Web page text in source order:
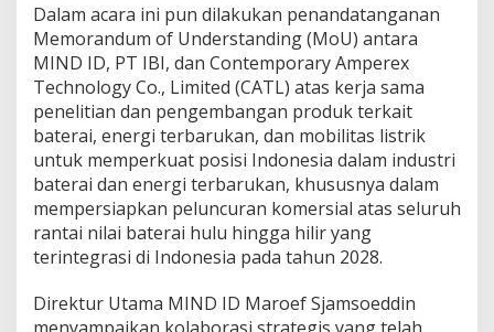
Dalam acara ini pun dilakukan penandatanganan
Memorandum of Understanding (MoU) antara
MIND ID, PT IBI, dan Contemporary Amperex
Technology Co., Limited (CATL) atas kerja sama
penelitian dan pengembangan produk terkait
baterai, energi terbarukan, dan mobilitas listrik
untuk memperkuat posisi Indonesia dalam industri
baterai dan energi terbarukan, khususnya dalam
mempersiapkan peluncuran komersial atas seluruh
rantai nilai baterai hulu hingga hilir yang
terintegrasi di Indonesia pada tahun 2028.
Direktur Utama MIND ID Maroef Sjamsoeddin